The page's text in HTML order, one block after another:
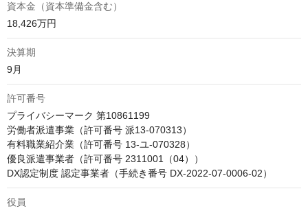
資本金（資本準備金含む）
18,426万円
決算期
9月
許可番号
プライバシーマーク 第10861199
労働者派遣事業（許可番号 派13-070313）
有料職業紹介業（許可番号 13-ユ-070328）
優良派遣事業者（許可番号 2311001（04））
DX認定制度 認定事業者（手続き番号 DX-2022-07-0006-02）
役員